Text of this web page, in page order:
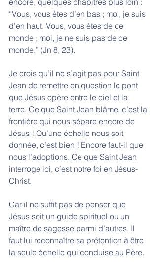
encore, quelques chapitres plus loin :
“Vous, vous êtes d’en bas ; moi, je suis
d’en haut. Vous, vous êtes de ce
monde ; moi, je ne suis pas de ce
monde.” (Jn 8, 23).
Je crois qu’il ne s’agit pas pour Saint
Jean de remettre en question le pont
que Jésus opère entre le ciel et la
terre. Ce que Saint Jean blâme, c’est la
frontière qui nous sépare encore de
Jésus ! Qu’une échelle nous soit
donnée, c’est bien ! Encore faut-il que
nous l’adoptions. Ce que Saint Jean
interroge ici, c’est notre foi en Jésus-
Christ.
Car il ne suffit pas de penser que
Jésus soit un guide spirituel ou un
maître de sagesse parmi d’autres. Il
faut lui reconnaître sa prétention à être
la seule échelle qui conduise au Père.